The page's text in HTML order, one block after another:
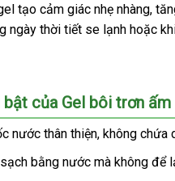
tạo cảm giác nhẹ nhàng,
ngày thời tiết se lạnh hoặc
của Gel bôi trơn ấm
nước thân thiện, không
bằng nước mà không để